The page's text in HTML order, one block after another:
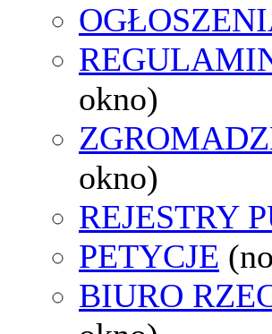
okno)
okno)
REJESTRY
PETYCJE
BIURO